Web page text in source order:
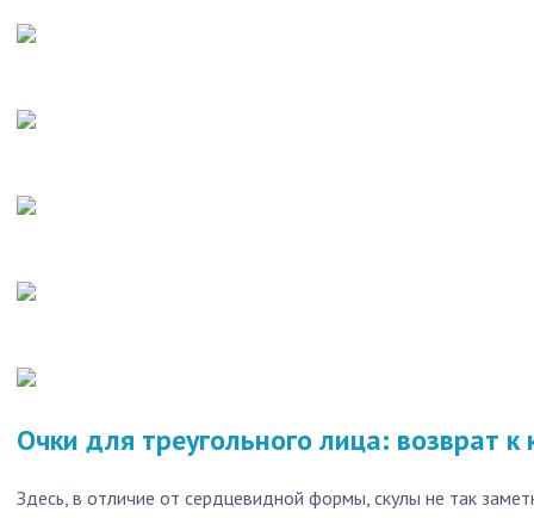
Очки для треугольного лица: возврат к
Здесь, в отличие от сердцевидной формы, скулы не так